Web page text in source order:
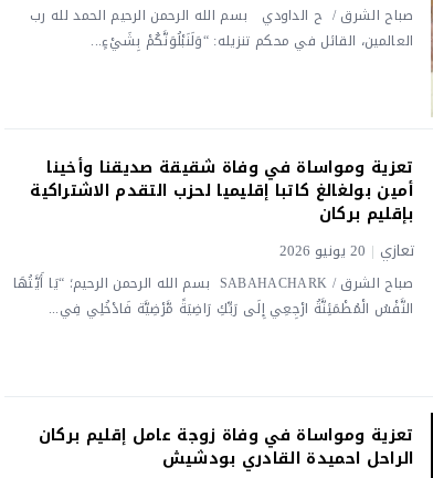
صباح الشرق / ح الداودي بسم الله الرحمن الرحيم الحمد لله رب
العالمين، القائل في محكم تنزيله: “وَلَنَبْلُوَنَّكُمْ بِشَيْءٍ...
تعزية ومواساة في وفاة شقيقة صديقنا وأخينا
أمين بولغالغ كاتبا إقليميا لحزب التقدم الاشتراكية
بإقليم بركان
تعازي | 20 يونيو 2026
صباح الشرق / SABAHACHARK بسم الله الرحمن الرحيم؛ “يَا أَيَّتُهَا
النَّفْسُ الْمُطْمَئِنَّةُ ارْجِعِي إِلَى رَبِّكِ رَاضِيَةً مَّرْضِيَّة فَادْخُلِي فِي...
تعزية ومواساة في وفاة زوجة عامل إقليم بركان
الراحل احميدة القادري بودشيش